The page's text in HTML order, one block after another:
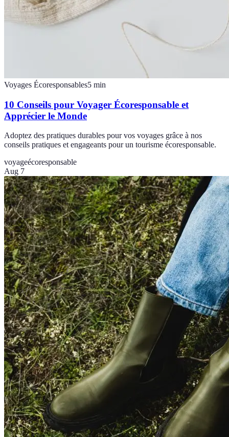
Voyages Écoresponsables5 min
10 Conseils pour Voyager Écoresponsable et
Apprécier le Monde
Adoptez des pratiques durables pour vos voyages grâce à nos
conseils pratiques et engageants pour un tourisme écoresponsable.
voyageécoresponsable
Aug 7